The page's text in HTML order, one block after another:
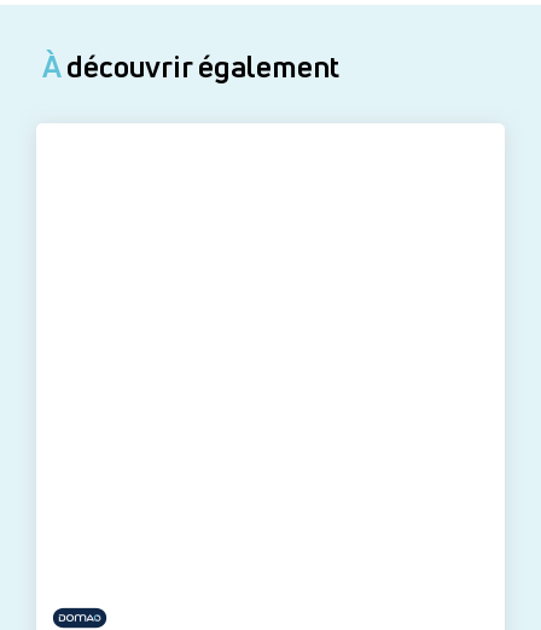
Àdécouvrir également